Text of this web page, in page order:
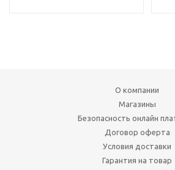
О компании
Магазины
Безопасность онлайн
Договор оферта
Условия доставки
Гарантия на товар